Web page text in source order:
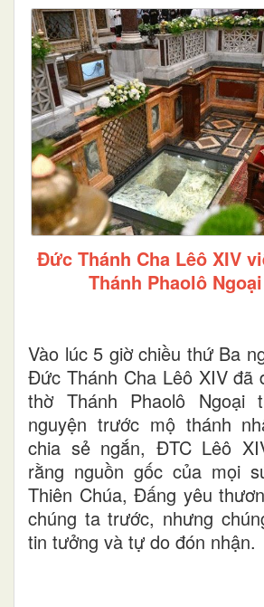
Đức Thánh Cha Lêô XIV
Thánh Phaolô
Vào lúc 5 giờ chiều thứ Ba
Đức Thánh Cha Lêô XIV đã
thờ Thánh Phaolô Ngoại
nguyện trước mộ thánh
chia sẻ ngắn, ĐTC Lêô
rằng nguồn gốc của mọi
Thiên Chúa, Đấng yêu
chúng ta trước, nhưng
tin tưởng và tự do đón nhận.